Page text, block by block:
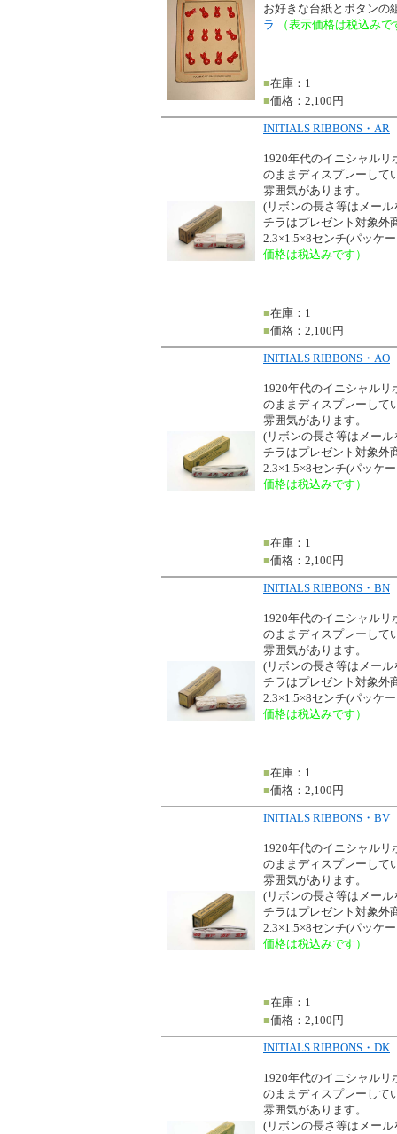
お好きな台紙とボタンの
ラ
（表示価格は税込みで
■在庫：1
■価格：2,100円
INITIALS RIBBONS・AR
1920年代のイニシャル
のままディスプレーして
雰囲気があります。
(リボンの長さ等はメー
チラはプレゼント対象外
2.3×1.5×8センチ(パッケ
価格は税込みです）
■在庫：1
■価格：2,100円
INITIALS RIBBONS・AO
1920年代のイニシャル
のままディスプレーして
雰囲気があります。
(リボンの長さ等はメー
チラはプレゼント対象外
2.3×1.5×8センチ(パッケ
価格は税込みです）
■在庫：1
■価格：2,100円
INITIALS RIBBONS・BN
1920年代のイニシャル
のままディスプレーして
雰囲気があります。
(リボンの長さ等はメー
チラはプレゼント対象外
2.3×1.5×8センチ(パッケ
価格は税込みです）
■在庫：1
■価格：2,100円
INITIALS RIBBONS・BV
1920年代のイニシャル
のままディスプレーして
雰囲気があります。
(リボンの長さ等はメー
チラはプレゼント対象外
2.3×1.5×8センチ(パッケ
価格は税込みです）
■在庫：1
■価格：2,100円
INITIALS RIBBONS・DK
1920年代のイニシャル
のままディスプレーして
雰囲気があります。
(リボンの長さ等はメー